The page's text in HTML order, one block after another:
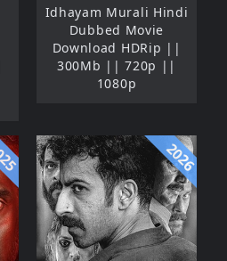
Idhayam Murali Hindi
Dubbed Movie
Download HDRip ||
300Mb || 720p ||
1080p
2026